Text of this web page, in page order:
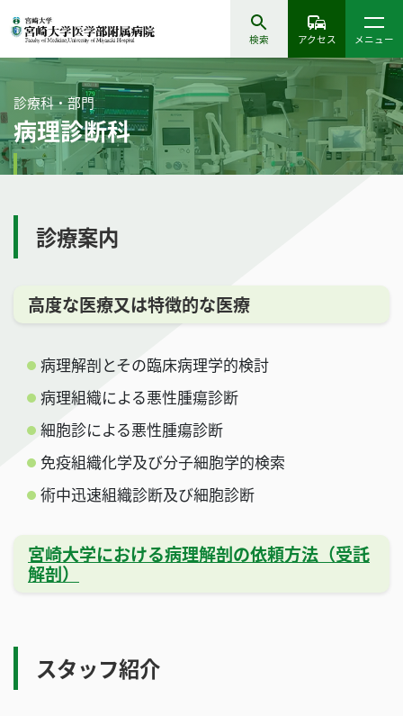
検索 アクセス メニュー
診療科・部門
病理診断科
診療案内
高度な医療又は特徴的な医療
病理解剖とその臨床病理学的検討
病理組織による悪性腫瘍診断
細胞診による悪性腫瘍診断
免疫組織化学及び分子細胞学的検索
術中迅速組織診断及び細胞診断
宮崎大学における病理解剖の依頼方法（受託
解剖）
スタッフ紹介